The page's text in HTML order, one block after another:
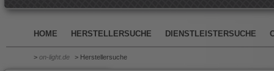
HOME HERSTELLERSUCHE DIENSTLEISTERSUCHE
> on-light.de > Herstellersuche